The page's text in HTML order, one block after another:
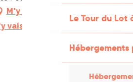
Le Tour du Lot
M'y rendre
vais en train !